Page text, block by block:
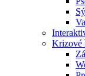
Krizové